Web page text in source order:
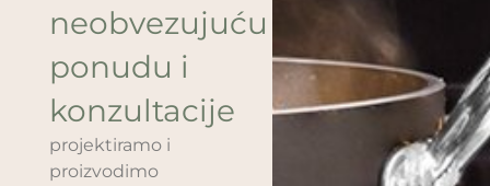
neobvezujuću
ponudu i
konzultacije
projektiramo i
proizvodimo